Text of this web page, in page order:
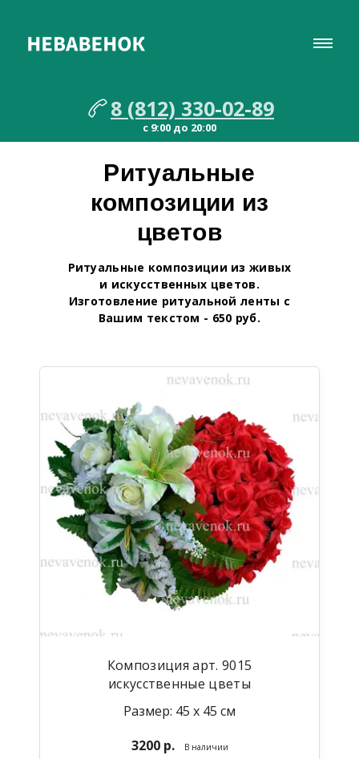
8 (812) 330-02-89
с 9:00 до 20:00
Ритуальные
композиции из
цветов
Ритуальные композиции из живых
и искусственных цветов.
Изготовление ритуальной ленты с
Вашим текстом - 650 руб.
Композиция арт. 9015
искусственные цветы
Размер: 45 х 45 см
3200 р.
В наличии